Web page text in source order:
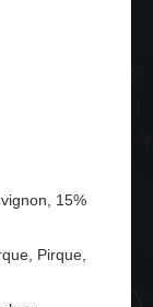
15%
Pirque,